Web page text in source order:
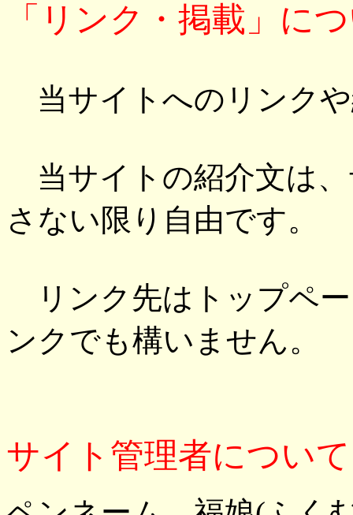
「リンク・掲載」に
当サイトへのリンク
当サイトの紹介文は
さない限り自由です。
リンク先はトップペ
ンクでも構いません。
サイト管理者について